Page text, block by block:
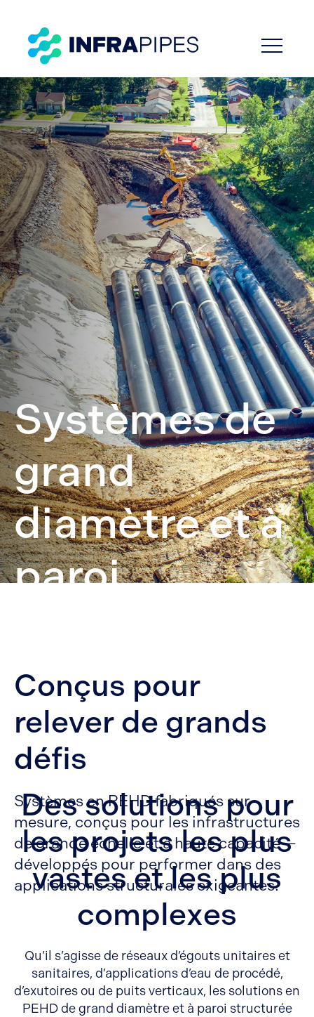
Systèmes de
grand
diamètre et à
paroi
Conçus pour
relever de grands
défis
Systèmes en PEHD fabriqués sur
mesure, conçus pour les infrastructures
de grande échelle et à haute capacité —
développés pour performer dans des
applications structurales exigeantes.
Des solutions pour
les projets les plus
vastes et les plus
complexes
Qu’il s’agisse de réseaux d’égouts unitaires et
sanitaires, d’applications d’eau de procédé,
d’exutoires ou de puits verticaux, les solutions en
PEHD de grand diamètre et à paroi structurée